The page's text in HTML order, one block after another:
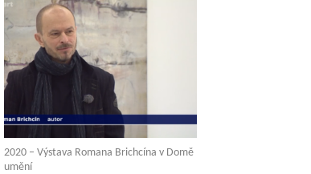
2020 – Výstava Romana Brichcína v Domě
umění